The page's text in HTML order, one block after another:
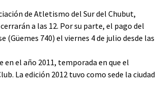
de Atletismo del Sur del Chubut,
a las 12. Por su parte, el pago del
740) el viernes 4 de julio desde las
el año 2011, temporada en que el
La edición 2012 tuvo como sede la ciudad